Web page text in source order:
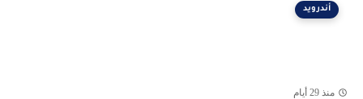
أندرويد
منذ 29 أيام